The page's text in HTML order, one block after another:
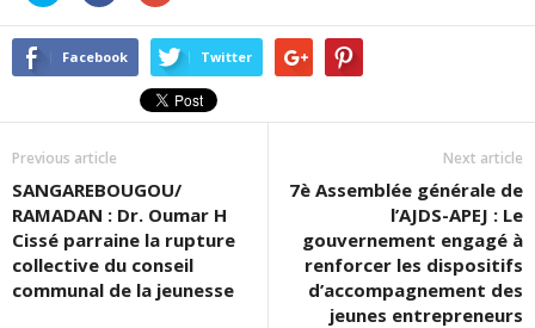
partager
sur
Twitter(ouvre
dans
partager
sur
Facebook(ouvre
dans
nouvelle
fenêtre)
sur
Google+
(ouvre
dans
une
nouvelle
fenêtre)
Facebook Twitter
Previous article
SANGAREBOUGOU/
RAMADAN : Dr. Oumar H
Cissé parraine la rupture
collective du conseil
communal de la jeunesse
Next article
7è Assemblée générale de
l’AJDS-APEJ : Le
gouvernement engagé à
renforcer les dispositifs
d’accompagnement des
jeunes entrepreneurs